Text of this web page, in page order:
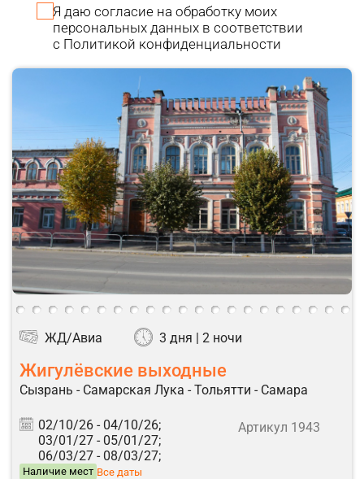
Я даю согласиена обработку моих
персональных данных в соответствии
с Политикой конфиденциальности
ЖД/Авиа 3 дня | 2 ночи
Жигулёвские выходные
Сызрань - Самарская Лука - Тольятти - Самара
02/10/26 - 04/10/26;
03/01/27 - 05/01/27;
06/03/27 - 08/03/27;
Наличие мест Все даты
Артикул 1943